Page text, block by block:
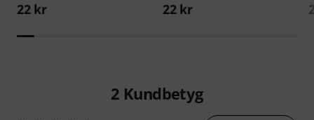
22 kr 22 kr
2 Kundbetyg